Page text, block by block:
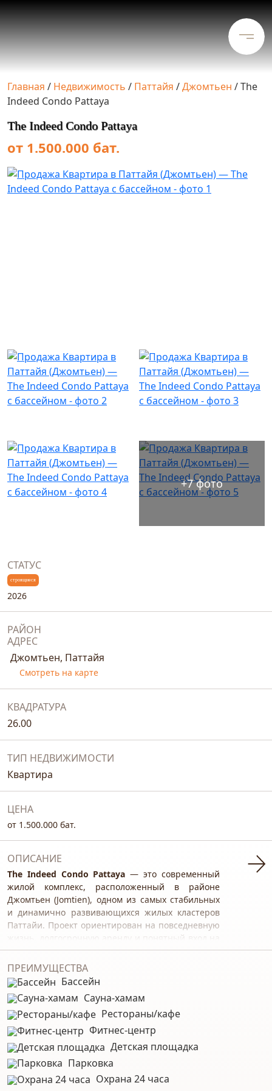
Главная / Недвижимость / Паттайя /Джомтьен /The
Indeed Condo Pattaya
The Indeed Condo Pattaya
от 1.500.000 бат.
+7 фото
СТАТУС
строящиеся
2026
РАЙОН
АДРЕС
Джомтьен, Паттайя
Смотреть на карте
КВАДРАТУРА
26.00
ТИП НЕДВИЖИМОСТИ
Квартира
ЦЕНА
от 1.500.000 бат.
ОПИСАНИЕ
The Indeed Condo Pattaya — это современный
жилой комплекс, расположенный в районе
Джомтьен (Jomtien), одном из самых стабильных
и динамично развивающихся жилых кластеров
Паттайи. Проект ориентирован на повседневную
жизнь, долгосрочную аренду и понятный вход на
рынок недвижимости Таиланда. Застройщик
предлагает продуманное жильё без избыточного
позиционирования в «премиум-сегмент», но с
качественной отделкой и полной меблировкой.
Комплекс находится на этапе
обеспечивает лучший выбор планировок, более
гибкие условия и цены ниже рыночных.
Планировки и площади
Проект предлагает компактные, но
эргономичные планировки, ориентированные на
ПРЕИМУЩЕСТВА
Бассейн
Сауна-хамам
Рестораны/кафе
Фитнес-центр
Детская площадка
Парковка
Охрана 24 часа